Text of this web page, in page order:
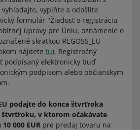
vyplňte a odošlite
formulár "Žiadosť o registráciu
úpravy pre Úniu, oznámenie o
skratkou REGOSS_EU
nájdete tu). Registračný
podpísaný elektronicky buď
podpisom alebo občianskym
podajte do konca štvrťroka
štvrťroku, v ktorom očakávate
000 EUR pre predaj tovaru na